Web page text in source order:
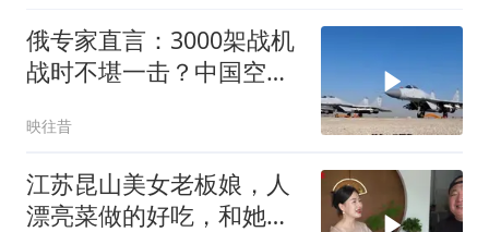
俄专家直言：3000架战机
战时不堪一击？中国空军
映往昔
江苏昆山美女老板娘，人
漂亮菜做的好吃，和她小